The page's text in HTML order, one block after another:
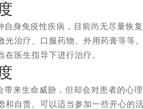
自身免疫性疾病，目前尚无尽量恢
光治疗、口服药物、外用药膏等等
在医生指导下进行治疗。
带来生命威胁，但却会对患者的心
和自责。可以适当参加一些开心的